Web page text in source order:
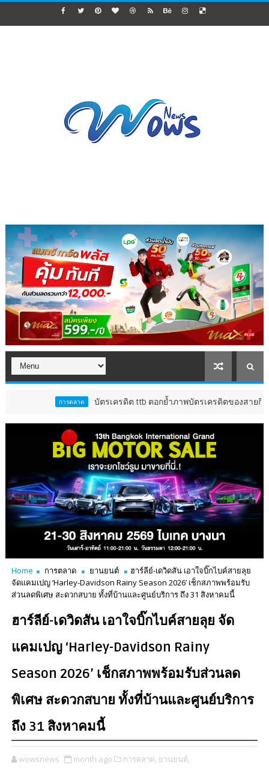
บัตรเครดิต ttb ตอกย้ำภาพบัตรเครดิตของสายกินตัวจริง ส่
Home การตลาด ยานยนต์
ฮาร์ลีย์-เดวิดสัน เอาใจบิ๊กไบค์สายลุย
จัดแคมเปญ ‘Harley-Davidson Rainy Season 2026’ เช็กสภาพพร้อมรับ
ส่วนลดพิเศษ สะดวกสบาย ทั้งที่บ้านและศูนย์บริการ ถึง 31 สิงหาคมนี้
ฮาร์ลีย์-เดวิดสัน เอาใจบิ๊กไบค์สายลุย จัด
แคมเปญ ‘Harley-Davidson Rainy
Season 2026’ เช็กสภาพพร้อมรับส่วนลด
พิเศษ สะดวกสบาย ทั้งที่บ้านและศูนย์บริการ
ถึง 31 สิงหาคมนี้
wowsnews month ago การตลาด, ยานยนต์,